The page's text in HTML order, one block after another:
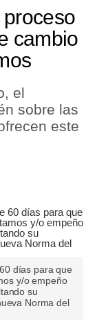
cambio
el
sobre las
este
días para que
y/o empeño
su
Norma del